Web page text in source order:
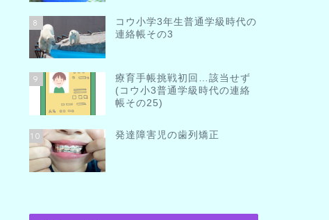
8
コウ小学3年生普通学級時代の
連絡帳その3
9
療育手帳挑戦初回…該当せず
(コウ小3普通学級時代の連絡
帳その25)
10 発達障害児の歯列矯正